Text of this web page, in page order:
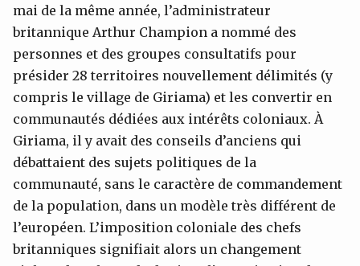
mai de la même année, l’administrateur
britannique Arthur Champion a nommé des
personnes et des groupes consultatifs pour
présider 28 territoires nouvellement délimités (y
compris le village de Giriama) et les convertir en
communautés dédiées aux intérêts coloniaux. À
Giriama, il y avait des conseils d’anciens qui
débattaient des sujets politiques de la
communauté, sans le caractère de commandement
de la population, dans un modèle très différent de
l’européen. L’imposition coloniale des chefs
britanniques signifiait alors un changement